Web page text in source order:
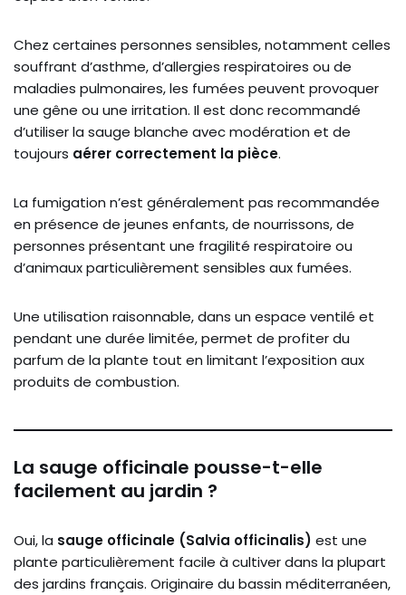
Chez certaines personnes sensibles, notamment celles
souffrant d’asthme, d’allergies respiratoires ou de
maladies pulmonaires, les fumées peuvent provoquer
une gêne ou une irritation. Il est donc recommandé
d’utiliser la sauge blanche avec modération et de
toujours aérer correctement la pièce.
La fumigation n’est généralement pas recommandée
en présence de jeunes enfants, de nourrissons, de
personnes présentant une fragilité respiratoire ou
d’animaux particulièrement sensibles aux fumées.
Une utilisation raisonnable, dans un espace ventilé et
pendant une durée limitée, permet de profiter du
parfum de la plante tout en limitant l’exposition aux
produits de combustion.
La sauge officinale pousse-t-elle
facilement au jardin ?
Oui, la sauge officinale (Salvia officinalis) est une
plante particulièrement facile à cultiver dans la plupart
des jardins français. Originaire du bassin méditerranéen,